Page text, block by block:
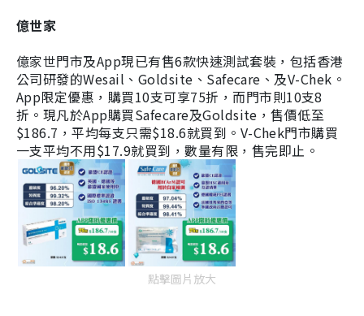
億世家
億家世門市及App現已有售6款快速測試套裝，包括香港
公司研發的Wesail、Goldsite、Safecare、及V-Chek。
App限定優惠，購買10支可享75折，而門市則10支8
折。現凡於App購買Safecare及Goldsite，售價低至
$186.7，平均每支只需$18.6就買到。V-Chek門市購買
一支平均不用$17.9就買到，數量有限，售完即止。
點擊圖片放大